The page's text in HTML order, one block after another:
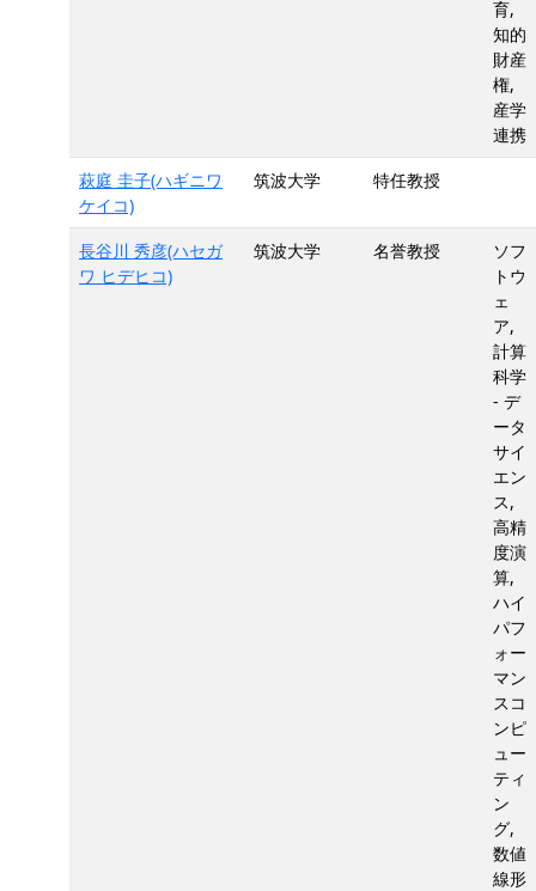
育,
知的
財産
権,
産学
連携
萩庭 圭子(ハギニワ
ケイコ)
筑波大学 特任教授
長谷川 秀彦(ハセガ
ワ ヒデヒコ)
筑波大学 名誉教授
ソフ
トウ
ェ
ア,
計算
科学
- デ
ータ
サイ
エン
ス,
高精
度演
算,
ハイ
パフ
ォー
マン
スコ
ンピ
ュー
ティ
ン
グ,
数値
線形